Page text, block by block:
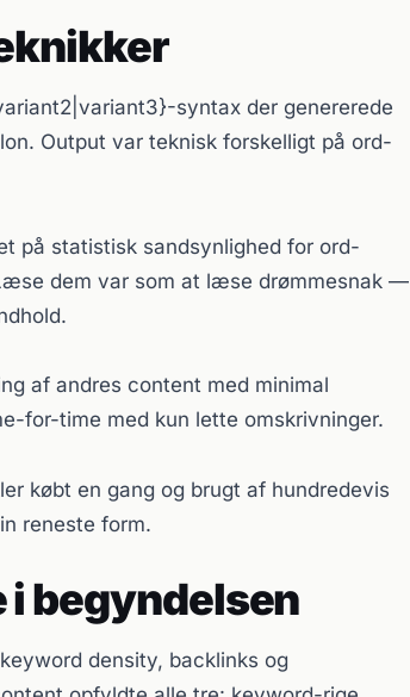
syntax der genererede
Output var teknisk forskelligt på ord-
på statistisk sandsynlighed for ord-
dem var som at læse drømmesnak —
af andres content med minimal
for-time med kun lette omskrivninger.
købt en gang og brugt af hundredevis
reneste form.
begyndelsen
density, backlinks og